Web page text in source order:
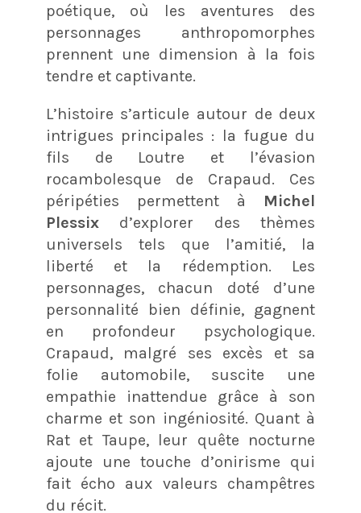
poétique, où les aventures des
personnages anthropomorphes
prennent une dimension à la fois
tendre et captivante.
L’histoire s’articule autour de deux
intrigues principales : la fugue du
fils de Loutre et l’évasion
rocambolesque de Crapaud. Ces
péripéties permettent à Michel
Plessixd’explorer des thèmes
universels tels que l’amitié, la
liberté et la rédemption. Les
personnages, chacun doté d’une
personnalité bien définie, gagnent
en profondeur psychologique.
Crapaud, malgré ses excès et sa
folie automobile, suscite une
empathie inattendue grâce à son
charme et son ingéniosité. Quant à
Rat et Taupe, leur quête nocturne
ajoute une touche d’onirisme qui
fait écho aux valeurs champêtres
du récit.